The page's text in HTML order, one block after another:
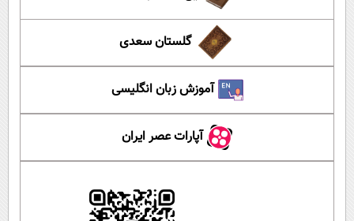
گلستان سعدی
آموزش زبان انگلیسی
آپارات عصر ایران